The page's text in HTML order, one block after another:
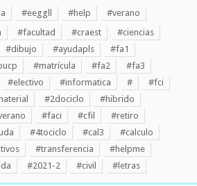
#eeggll #help
#verano
#facultad #craest
#ciencias
#dibujo #ayudapls
#fa1
#matrícula #fa2
#fa3
#electivo #informatica #
#fci
#2dociclo
#hibrido
#faci #cfil
#retiro
#4tociclo #cal3
#calculo
#transferencia
#helpme
#2021-2 #civil #letras